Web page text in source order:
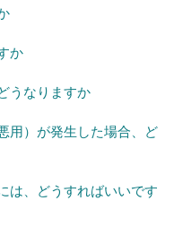
か
うなりますか
用）が発生した場合、ど
は、どうすればいいです